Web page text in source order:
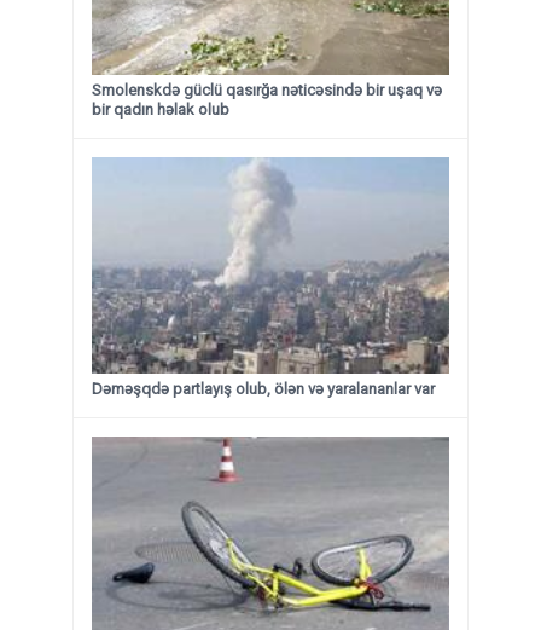
Smolenskdə güclü qasırğa nəticəsində bir uşaq və
bir qadın həlak olub
Dəməşqdə partlayış olub, ölən və yaralananlar var